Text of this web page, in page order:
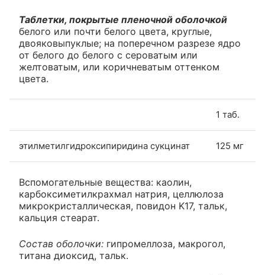
Таблетки, покрытые пленочной оболочкой
белого или почти белого цвета, круглые,
двояковыпуклые; на поперечном разрезе ядро
от белого до белого с сероватым или
желтоватым, или коричневатым оттенком
цвета.
1 таб.
этилметилгидроксипиридина сукцинат 125 мг
Вспомогательные вещества: каолин,
карбоксиметилкрахмал натрия, целлюлоза
микрокристаллическая, повидон K17, тальк,
кальция стеарат.
Состав оболочки: гипромеллоза, макрогол,
титана диоксид, тальк.